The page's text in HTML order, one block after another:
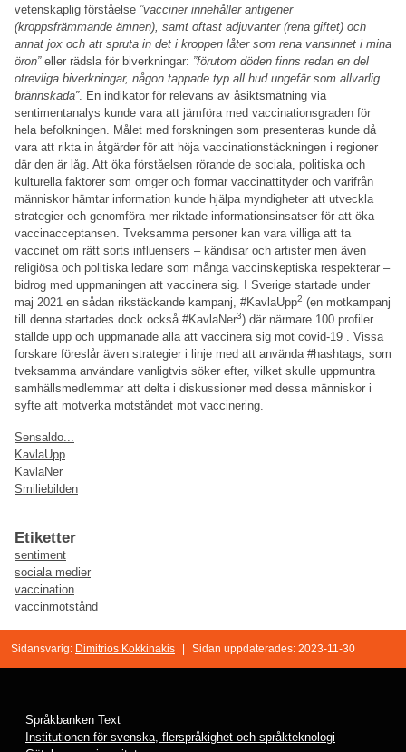
vetenskaplig förståelse ”vacciner innehåller antigener
(kroppsfrämmande ämnen), samt oftast adjuvanter (rena giftet) och
annat jox och att spruta in det i kroppen låter som rena vansinnet i mina
öron”eller rädsla för biverkningar: ”förutom döden finns redan en del
otrevliga biverkningar, någon tappade typ all hud ungefär som allvarlig
brännskada”. En indikator för relevans av åsiktsmätning via
sentimentanalys kunde vara att jämföra med vaccinationsgraden för
hela befolkningen. Målet med forskningen som presenteras kunde då
vara att rikta in åtgärder för att höja vaccinationstäckningen i regioner
där den är låg. Att öka förståelsen rörande de sociala, politiska och
kulturella faktorer som omger och formar vaccinattityder och varifrån
människor hämtar information kunde hjälpa myndigheter att utveckla
strategier och genomföra mer riktade informationsinsatser för att öka
vaccinacceptansen. Tveksamma personer kan vara villiga att ta
vaccinet om rätt sorts influensers – kändisar och artister men även
religiösa och politiska ledare som många vaccinskeptiska respekterar –
bidrog med uppmaningen att vaccinera sig. I Sverige startade under
maj 2021 en sådan rikstäckande kampanj, #KavlaUpp2 (en motkampanj
till denna startades dock också #KavlaNer3) där närmare 100 profiler
ställde upp och uppmanade alla att vaccinera sig mot covid-19 . Vissa
forskare föreslår även strategier i linje med att använda #hashtags, som
tveksamma användare vanligtvis söker efter, vilket skulle uppmuntra
samhällsmedlemmar att delta i diskussioner med dessa människor i
syfte att motverka motståndet mot vaccinering.
Sensaldo...
KavlaUpp
KavlaNer
Smiliebilden
Etiketter
sentiment
sociala medier
vaccination
vaccinmotstånd
Sidansvarig: Dimitrios Kokkinakis | Sidan uppdaterades: 2023-11-30
Språkbanken Text
Institutionen för svenska, flerspråkighet och språkteknologi